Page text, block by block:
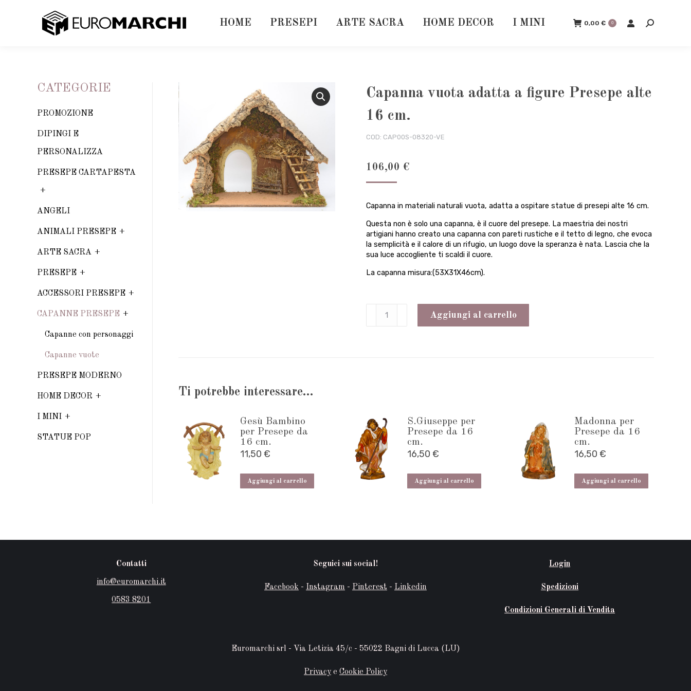
HOME PRESEPI ARTE SACRA HOME DECOR I MINI 0,00 € 0 Cerca:
Capanna vuota adatta a figure Presepe alte
16 cm.
COD: CAP00S-08320-VE
106,00 €
Capanna in materiali naturali vuota, adatta a ospitare statue di presepi alte 16 cm.
Questa non è solo una capanna, è il cuore del presepe. La maestria dei nostri
artigiani hanno creato una capanna con pareti rustiche e il tetto di legno, che evoca
la semplicità e il calore di un rifugio, un luogo dove la speranza è nata. Lascia che la
sua luce accogliente ti scaldi il cuore.
La capanna misura:(53X31X46cm).
Capanna
vuota
16
cm.
quantità
Aggiungi al carrello
Ti potrebbe interessare…
Gesù Bambino
per Presepe da
16 cm.
11,50 €
Aggiungi al carrello
S.Giuseppe per
Presepe da 16
cm.
16,50 €
Aggiungi al carrello
Madonna per
Presepe da 16
cm.
16,50 €
Aggiungi al carrello
CATEGORIE
PROMOZIONE
DIPINGI E
PERSONALIZZA
PRESEPE CARTAPESTA
ANGELI
ANIMALI PRESEPE
ARTE SACRA
PRESEPE
ACCESSORI PRESEPE
CAPANNE PRESEPE
Capanne con personaggi
Capanne vuote
PRESEPE MODERNO
HOME DECOR
I MINI
STATUE POP
Contatti
info@euromarchi.it
0583 8201
Seguici sui social!
Facebook - Instagram - Pinterest - Linkedin
Login
Spedizioni
Condizioni Generali di Vendita
Euromarchi srl - Via Letizia 45/c - 55022 Bagni di Lucca (LU)
Privacye Cookie Policy